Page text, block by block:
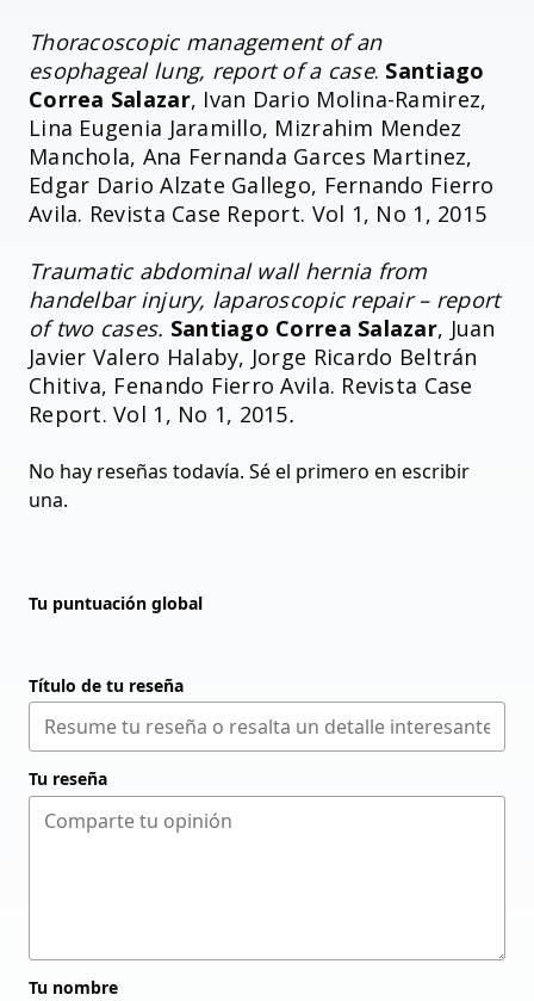
Thoracoscopic management of an
esophageal lung, report of a case. Santiago
Correa Salazar, Ivan Dario Molina-Ramirez,
Lina Eugenia Jaramillo, Mizrahim Mendez
Manchola, Ana Fernanda Garces Martinez,
Edgar Dario Alzate Gallego, Fernando Fierro
Avila. Revista Case Report. Vol 1, No 1, 2015
Traumatic abdominal wall hernia from
handelbar injury, laparoscopic repair – report
of two cases. Santiago Correa Salazar, Juan
Javier Valero Halaby, Jorge Ricardo Beltrán
Chitiva, Fenando Fierro Avila. Revista Case
Report. Vol 1, No 1, 2015.
No hay reseñas todavía. Sé el primero en escribir
una.
Tu puntuación global
Título de tu reseña
Tu reseña
Tu nombre